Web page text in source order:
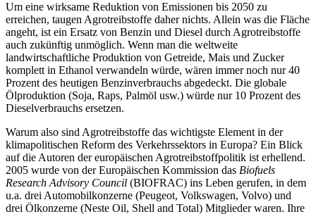
Um eine wirksame Reduktion von Emissionen bis 2050 zu
erreichen, taugen Agrotreibstoffe daher nichts. Allein was die Fläche
angeht, ist ein Ersatz von Benzin und Diesel durch Agrotreibstoffe
auch zukünftig unmöglich. Wenn man die weltweite
landwirtschaftliche Produktion von Getreide, Mais und Zucker
komplett in Ethanol verwandeln würde, wären immer noch nur 40
Prozent des heutigen Benzinverbrauchs abgedeckt. Die globale
Ölproduktion (Soja, Raps, Palmöl usw.) würde nur 10 Prozent des
Dieselverbrauchs ersetzen.
Warum also sind Agrotreibstoffe das wichtigste Element in der
klimapolitischen Reform des Verkehrssektors in Europa? Ein Blick
auf die Autoren der europäischen Agrotreibstoffpolitik ist erhellend.
2005 wurde von der Europäischen Kommission das Biofuels
Research Advisory Council (BIOFRAC) ins Leben gerufen, in dem
u.a. drei Automobilkonzerne (Peugeot, Volkswagen, Volvo) und
drei Ölkonzerne (Neste Oil, Shell and Total) Mitglieder waren. Ihre